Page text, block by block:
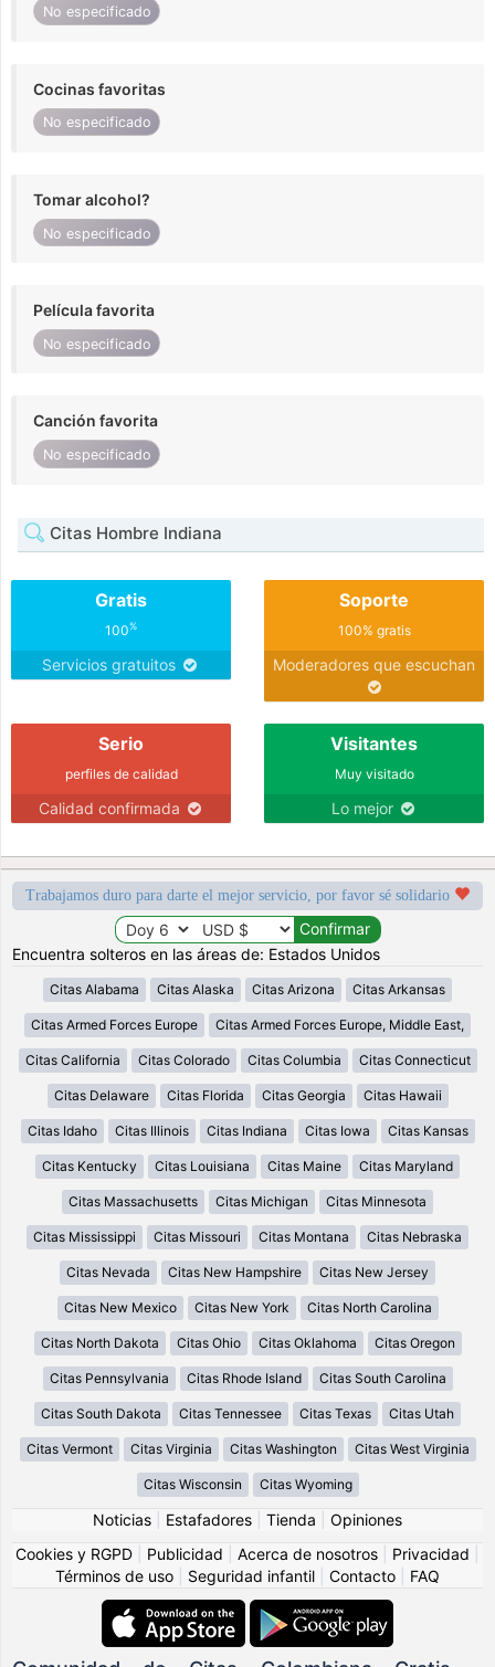
No especificado
Cocinas favoritas
No especificado
Tomar alcohol?
No especificado
Película favorita
No especificado
Canción favorita
No especificado
Citas Hombre Indiana
Gratis
100%
Servicios gratuitos
Soporte
100% gratis
Moderadores que escuchan
Serio
perfiles de calidad
Calidad confirmada
Visitantes
Muy visitado
Lo mejor
Trabajamos duro para darte el mejor servicio, por favor sé solidario
Encuentra solteros en las áreas de: Estados Unidos
Citas Alabama Citas Alaska Citas Arizona Citas Arkansas
Citas Armed Forces Europe Citas Armed Forces Europe, Middle East,
Citas California Citas Colorado Citas Columbia Citas Connecticut
Citas Delaware Citas Florida Citas Georgia Citas Hawaii
Citas Idaho Citas Illinois Citas Indiana Citas Iowa Citas Kansas
Citas Kentucky Citas Louisiana Citas Maine Citas Maryland
Citas Massachusetts Citas Michigan Citas Minnesota
Citas Mississippi Citas Missouri Citas Montana Citas Nebraska
Citas Nevada Citas New Hampshire Citas New Jersey
Citas New Mexico Citas New York Citas North Carolina
Citas North Dakota Citas Ohio Citas Oklahoma Citas Oregon
Citas Pennsylvania Citas Rhode Island Citas South Carolina
Citas South Dakota Citas Tennessee Citas Texas Citas Utah
Citas Vermont Citas Virginia Citas Washington Citas West Virginia
Citas Wisconsin Citas Wyoming
Noticias Estafadores Tienda
Opiniones
Cookies y RGPD
Publicidad Acerca de nosotros Privacidad
Términos de uso
Seguridad infantil Contacto FAQ